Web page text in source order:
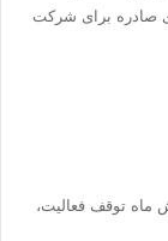
صادره برای شرکت
ماه توقف فعالیت،